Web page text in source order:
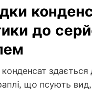
до
здається
що псують